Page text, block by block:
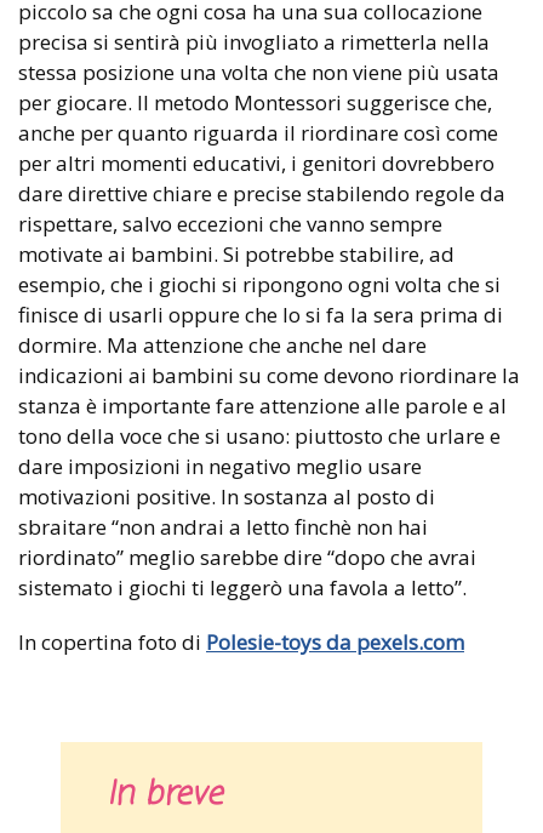
piccolo sa che ogni cosa ha una sua collocazione
precisa si sentirà più invogliato a rimetterla nella
stessa posizione una volta che non viene più usata
per giocare. Il metodo Montessori suggerisce che,
anche per quanto riguarda il riordinare così come
per altri momenti educativi, i genitori dovrebbero
dare direttive chiare e precise stabilendo regole da
rispettare, salvo eccezioni che vanno sempre
motivate ai bambini. Si potrebbe stabilire, ad
esempio, che i giochi si ripongono ogni volta che si
finisce di usarli oppure che lo si fa la sera prima di
dormire. Ma attenzione che anche nel dare
indicazioni ai bambini su come devono riordinare la
stanza è importante fare attenzione alle parole e al
tono della voce che si usano: piuttosto che urlare e
dare imposizioni in negativo meglio usare
motivazioni positive. In sostanza al posto di
sbraitare “non andrai a letto finchè non hai
riordinato” meglio sarebbe dire “dopo che avrai
sistemato i giochi ti leggerò una favola a letto”.
In copertina foto di Polesie-toys da pexels.com
In breve